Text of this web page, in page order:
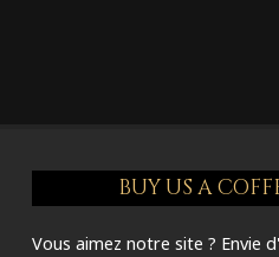
BUY US A
Vous aimez notre site ? Envie